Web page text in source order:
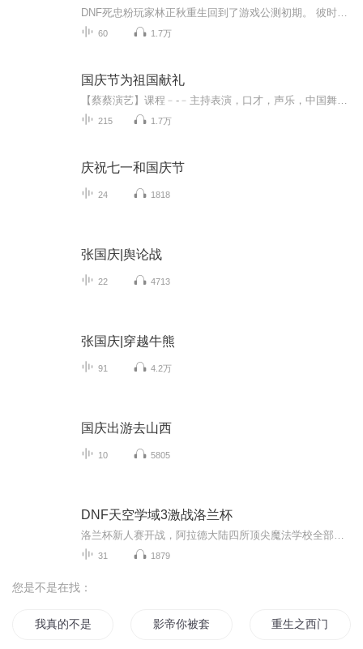
60 1.7万
国庆节为祖国献礼
215 1.7万
庆祝七一和国庆节
24 1818
张国庆|舆论战
22 4713
张国庆|穿越牛熊
91 4.2万
国庆出游去山西
10 5805
DNF天空学域3激战洛兰杯
31 1879
您是不是在找：
我真的不是套路你 影帝你被套路了 重生之西门庆